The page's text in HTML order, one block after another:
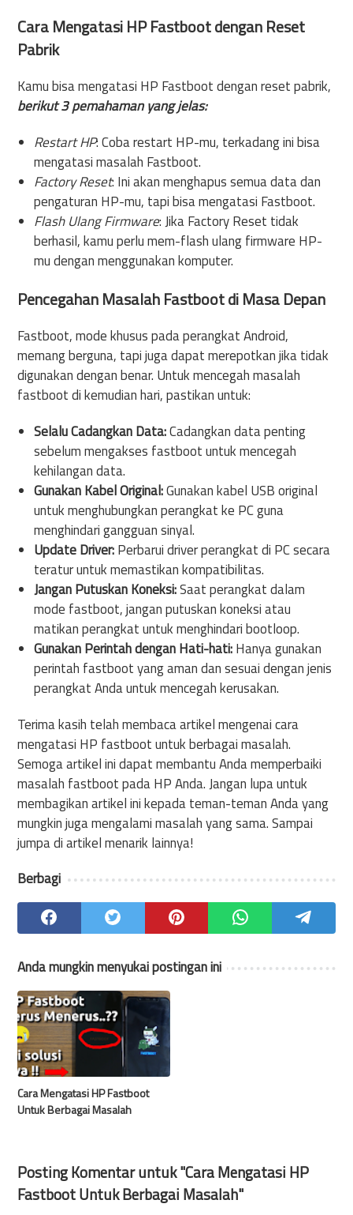
Cara Mengatasi HP Fastboot dengan Reset
Pabrik
Kamu bisa mengatasi HP Fastboot dengan reset pabrik,
berikut 3 pemahaman yang jelas:
Restart HP: Coba restart HP-mu, terkadang ini bisa
mengatasi masalah Fastboot.
Factory Reset: Ini akan menghapus semua data dan
pengaturan HP-mu, tapi bisa mengatasi Fastboot.
Flash Ulang Firmware: Jika Factory Reset tidak
berhasil, kamu perlu mem-flash ulang firmware HP-
mu dengan menggunakan komputer.
Pencegahan Masalah Fastboot di Masa Depan
Fastboot, mode khusus pada perangkat Android,
memang berguna, tapi juga dapat merepotkan jika tidak
digunakan dengan benar. Untuk mencegah masalah
fastboot di kemudian hari, pastikan untuk:
Selalu Cadangkan Data:Cadangkan data penting
sebelum mengakses fastboot untuk mencegah
kehilangan data.
Gunakan Kabel Original:Gunakan kabel USB original
untuk menghubungkan perangkat ke PC guna
menghindari gangguan sinyal.
Update Driver:Perbarui driver perangkat di PC secara
teratur untuk memastikan kompatibilitas.
Jangan Putuskan Koneksi:Saat perangkat dalam
mode fastboot, jangan putuskan koneksi atau
matikan perangkat untuk menghindari bootloop.
Gunakan Perintah dengan Hati-hati:Hanya gunakan
perintah fastboot yang aman dan sesuai dengan jenis
perangkat Anda untuk mencegah kerusakan.
Terima kasih telah membaca artikel mengenai cara
mengatasi HP fastboot untuk berbagai masalah.
Semoga artikel ini dapat membantu Anda memperbaiki
masalah fastboot pada HP Anda. Jangan lupa untuk
membagikan artikel ini kepada teman-teman Anda yang
mungkin juga mengalami masalah yang sama. Sampai
jumpa di artikel menarik lainnya!
Berbagi
Anda mungkin menyukai postingan ini
Cara Mengatasi HP Fastboot
Untuk Berbagai Masalah
Posting Komentar untuk "Cara Mengatasi HP
Fastboot Untuk Berbagai Masalah"